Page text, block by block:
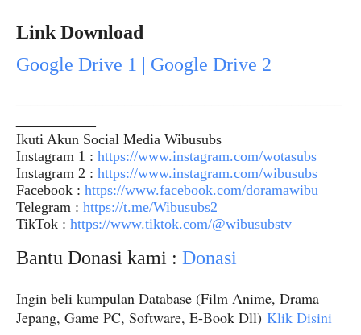
Link Download
Google Drive 1 | Google Drive 2
Ikuti Akun Social Media Wibusubs
Instagram 1 : https://www.instagram.com/wotasubs
Instagram 2 : https://www.instagram.com/wibusubs
Facebook : https://www.facebook.com/doramawibu
Telegram : https://t.me/Wibusubs2
TikTok : https://www.tiktok.com/@wibusubstv
Bantu Donasi kami : Donasi
Ingin beli kumpulan Database (Film Anime, Drama
Jepang, Game PC, Software, E-Book Dll) Klik Disini